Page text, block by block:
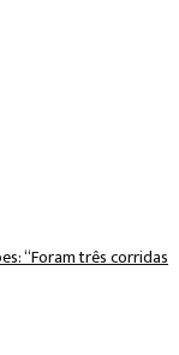
“Foram três corridas